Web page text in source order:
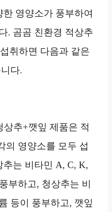
영양소가 풍부하여
. 곰곰 친환경 적상추
취하면 다음과 같은
다.
추+깻잎 제품은 적
의 영양소를 모두 섭
추는 비타민 A, C, K,
부하고, 청상추는 비
등이 풍부하고, 깻잎